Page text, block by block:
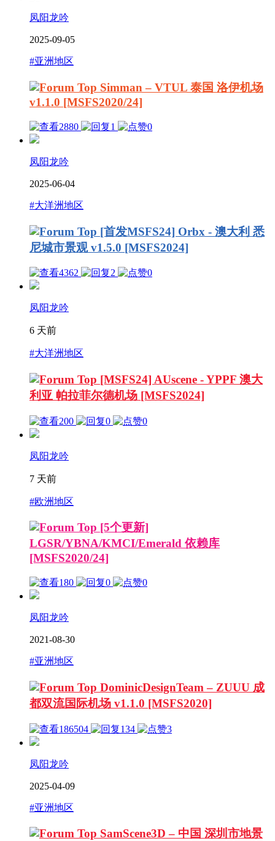
凤阳龙吟
2025-09-05
#亚洲地区
Simman – VTUL 泰国 洛伊机场
v1.1.0 [MSFS2020/24]
2880 1 0
凤阳龙吟
2025-06-04
#大洋洲地区
[首发MSFS24] Orbx - 澳大利 悉
尼城市景观 v1.5.0 [MSFS2024]
4362 2 0
凤阳龙吟
6 天前
#大洋洲地区
[MSFS24] AUscene - YPPF 澳大
利亚 帕拉菲尔德机场 [MSFS2024]
200 0 0
凤阳龙吟
7 天前
#欧洲地区
[5个更新]
LGSR/YBNA/KMCI/Emerald 依赖库
[MSFS2020/24]
180 0 0
凤阳龙吟
2021-08-30
#亚洲地区
DominicDesignTeam – ZUUU 成
都双流国际机场 v1.1.0 [MSFS2020]
186504 134 3
凤阳龙吟
2025-04-09
#亚洲地区
SamScene3D – 中国 深圳市地景